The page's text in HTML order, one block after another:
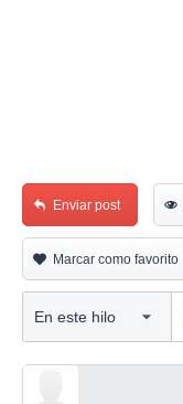
Enviar post
Marcar como favorito